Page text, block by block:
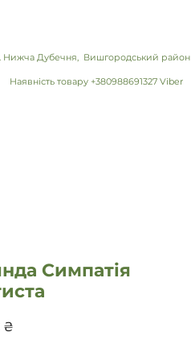
Нижча Дубечня, Вишгородський район
Наявність товару +380988691327 Viber
Симпатія
₴